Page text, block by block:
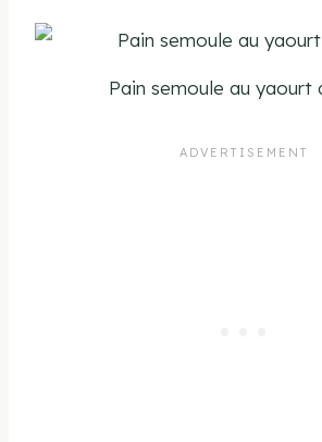
Pain semoule au yaourt